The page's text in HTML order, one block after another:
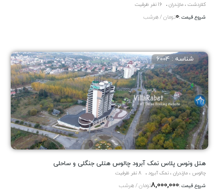
کلاردشت ، مازندران
16 نفر ظرفیت
شروع قیمت :0تومان / هرشب
هتل ونوس پلاس نمک آبرود چالوس هتلی جنگلی و ساحلی
شناسه : 6004
چالوس ، مازندران ، نمک آبرود
8 نفر ظرفیت
شروع قیمت :8,000,000تومان / هرشب